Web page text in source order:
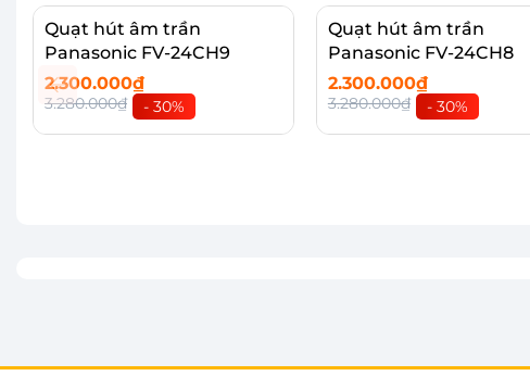
Có màn lưới bảo vệ an toàn
Quạt hút Panasonic FV-30AL7 có màn lưới dày giúp
Quạt hút âm trần
Panasonic FV-24CH9
2.300.000₫
3.280.000₫ - 30%
Quạt hút âm trần
Panasonic FV-24CH8
2.300.000₫
3.280.000₫ - 30%